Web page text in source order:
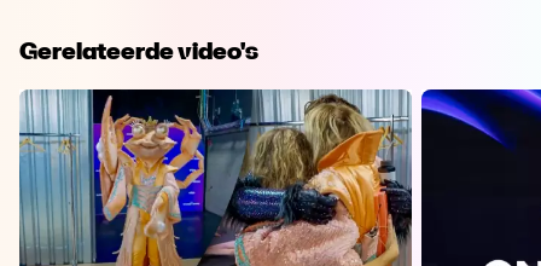
Gerelateerde video's